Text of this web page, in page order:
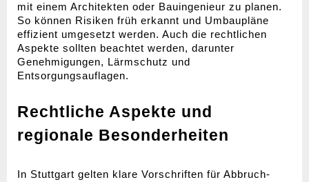
mit einem Architekten oder Bauingenieur zu planen.
So können Risiken früh erkannt und Umbaupläne
effizient umgesetzt werden. Auch die rechtlichen
Aspekte sollten beachtet werden, darunter
Genehmigungen, Lärmschutz und
Entsorgungsauflagen.
Rechtliche Aspekte und
regionale Besonderheiten
In Stuttgart gelten klare Vorschriften für Abbruch-